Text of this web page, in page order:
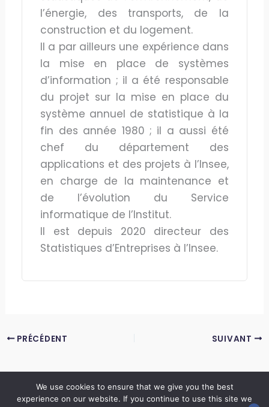
l’énergie, des transports, de la
construction et du logement.
Il a par ailleurs une expérience dans
la mise en place de systèmes
d’information ; il a été responsable
du projet sur la mise en place du
système annuel de statistique à la
fin des année 1980 ; il a aussi été
chef du département des
applications et des projets à l’Insee,
en charge de la maintenance et
de l’évolution du Service
informatique de l’Institut.
Il est depuis 2020 directeur des
Statistiques d’Entreprises à l’Insee.
PRÉCÉDENT SUIVANT
We use cookies to ensure that we give you the best
experience on our website. If you continue to use this site we